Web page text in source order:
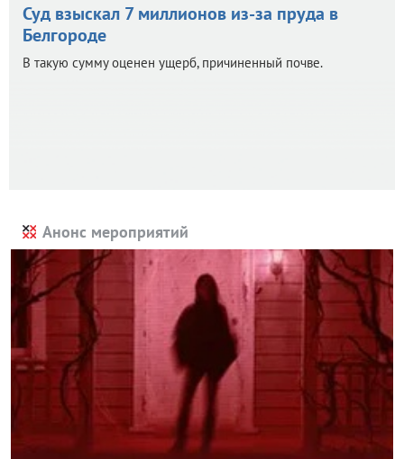
Суд взыскал 7 миллионов из-за пруда в
Белгороде
В такую сумму оценен ущерб, причиненный почве.
Анонс мероприятий